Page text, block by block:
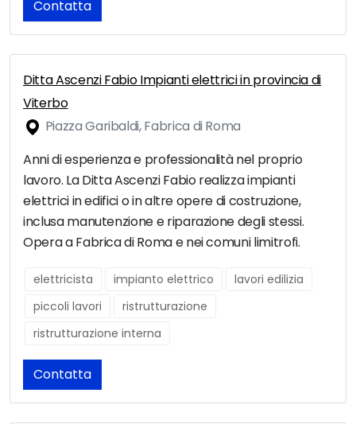
Contatta
Ditta Ascenzi Fabio Impianti elettrici in provincia di
Viterbo
Piazza Garibaldi, Fabrica di Roma
Anni di esperienza e professionalità nel proprio
lavoro. La Ditta Ascenzi Fabio realizza impianti
elettrici in edifici o in altre opere di costruzione,
inclusa manutenzione e riparazione degli stessi.
Opera a Fabrica di Roma e nei comuni limitrofi.
elettricista impianto elettrico
lavori edilizia
piccoli lavori
ristrutturazione
ristrutturazione interna
Contatta